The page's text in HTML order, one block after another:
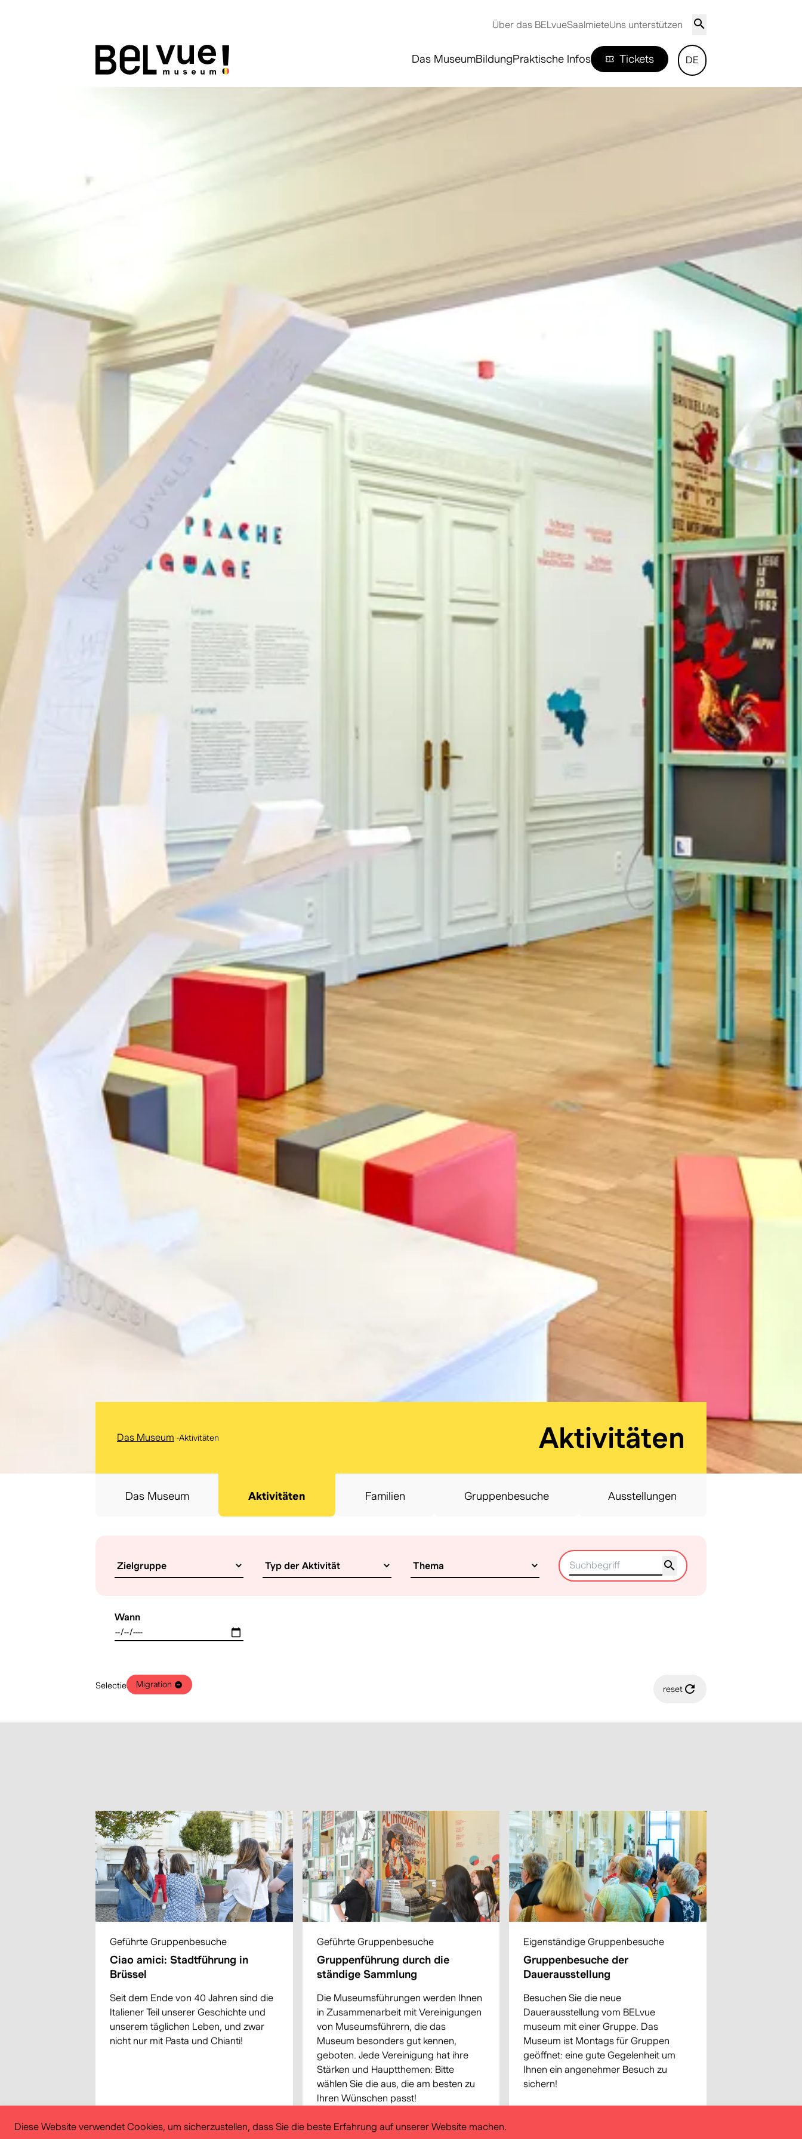
Diese Website verwendet Cookies, um sicherzustellen, dass Sie die beste Erfahrung auf unserer Website machen.
Über das BELvueSaalmieteUns unterstützen
Suchbegriff
Das MuseumBildungPraktische Infos Tickets DE
Das Museum -Aktivitäten :
Aktivitäten
Das Museum Aktivitäten Familien Gruppenbesuche Ausstellungen
Wann
Selectie Migration reset
Geführte Gruppenbesuche
Ciao amici: Stadtführung in
Brüssel
Seit dem Ende von 40 Jahren sind die
Italiener Teil unserer Geschichte und
unserem täglichen Leben, und zwar
nicht nur mit Pasta und Chianti!
Geführte Gruppenbesuche
Gruppenführung durch die
ständige Sammlung
Die Museumsführungen werden Ihnen
in Zusammenarbeit mit Vereinigungen
von Museumsführern, die das
Museum besonders gut kennen,
geboten. Jede Vereinigung hat ihre
Stärken und Hauptthemen: Bitte
wählen Sie die aus, die am besten zu
Ihren Wünschen passt!
Eigenständige Gruppenbesuche
Gruppenbesuche der
Dauerausstellung
Besuchen Sie die neue
Dauerausstellung vom BELvue
museum mit einer Gruppe. Das
Museum ist Montags für Gruppen
geöffnet: eine gute Gegelenheit um
Ihnen ein angenehmer Besuch zu
sichern!